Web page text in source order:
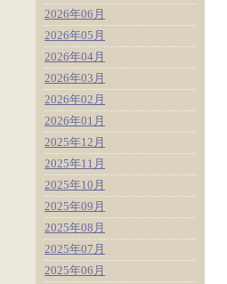
2026年06月
2026年05月
2026年04月
2026年03月
2026年02月
2026年01月
2025年12月
2025年11月
2025年10月
2025年09月
2025年08月
2025年07月
2025年06月